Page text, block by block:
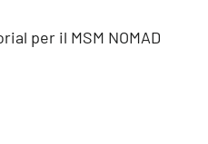
per il MSM NOMAD